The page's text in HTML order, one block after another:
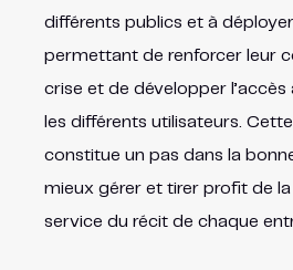
différents publics et à
permettant de renforcer leur
crise et de développer
les différents utilisateurs.
constitue un pas dans la
mieux gérer et tirer profit de
service du récit de chaque